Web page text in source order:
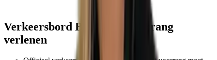
Verkeersbord B06 RVV: voorrang
verlenen